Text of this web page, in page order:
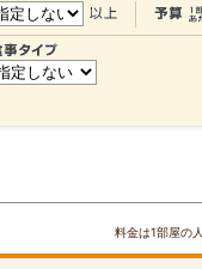
料金は1部屋の